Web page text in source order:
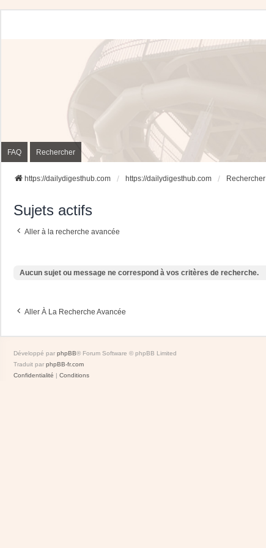
FAQ Rechercher
https://dailydigesthub.com https://dailydigesthub.com Rechercher
Sujets actifs
Aller à la recherche avancée
Aucun sujet ou message ne correspond à vos critères de recherche.
Aller À La Recherche Avancée
Développé par phpBB® Forum Software © phpBB Limited
Traduit par phpBB-fr.com
Confidentialité | Conditions